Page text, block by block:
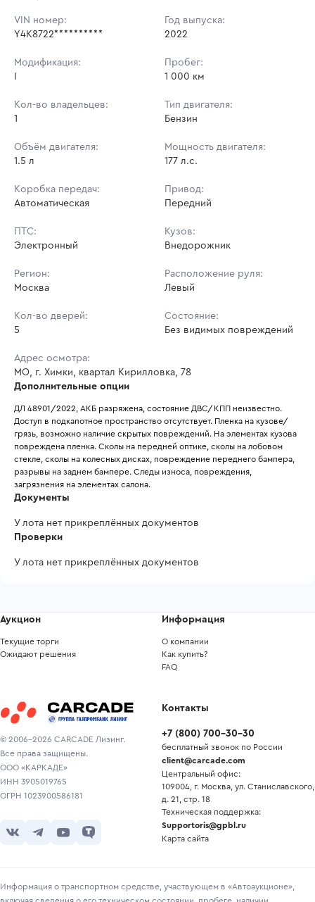
Кол-во ставок:
в аукционах
VIN номер:
Y4K8722**********
Год выпуска:
2022
Модификация:
Пробег:
1 000 км
Кол-во владельцев:
1
Тип двигателя:
Бензин
Объём двигателя:
1.5 л
Мощность двигателя:
177 л.с.
Коробка передач:
Автоматическая
Привод:
Передний
ПТС:
Электронный
Кузов:
Внедорожник
Регион:
Москва
Расположение руля:
Левый
Кол-во дверей:
5
Состояние:
Без видимых повреждений
Адрес осмотра:
МО, г. Химки, квартал Кирилловка, 78
Дополнительные опции
ДЛ 48901/2022, АКБ разряжена, состояние ДВС/КПП неизвестно.
Доступ в подкапотное пространство отсутствует. Пленка на кузове/
грязь, возможно наличие скрытых повреждений. На элементах кузова
повреждена пленка. Сколы на передней оптике, сколы на лобовом
стекле, сколы на колесных дисках, повреждение переднего бампера,
разрывы на заднем бампере. Следы износа, повреждения,
загрязнения на элементах салона.
Документы
У лота нет прикреплённых документов
Проверки
У лота нет прикреплённых документов
© 2006-2026 CARCADE Лизинг.
Все права защищены.
ООО «КАРКАДЕ»
ИНН 3905019765
ОГРН 1023900586181
Аукцион
Текущие торги
Ожидают решения
Информация
О компании
Как купить?
FAQ
Контакты
+7 (800) 700-30-30
бесплатный звонок по России
client@carcade.com
Центральный офис:
109004, г. Москва, ул. Станиславского,
д. 21, стр. 18
Техническая поддержка:
Supportoris@gpbl.ru
Карта сайта
Информация о транспортном средстве, участвующем в «Автоаукционе»,